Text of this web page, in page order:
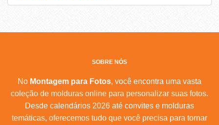
SOBRE NÓS
No Montagem para Fotos, você encontra uma vasta
coleção de molduras online para personalizar suas fotos.
Desde calendários 2026 até convites e molduras
temáticas, oferecemos tudo que você precisa para tornar